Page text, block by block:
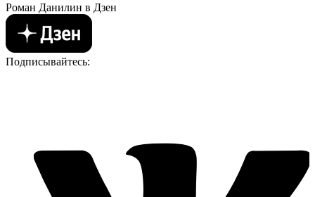
Роман Данилин в Дзен
Подписывайтесь: